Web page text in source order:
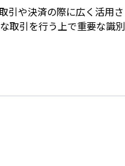
引や決済の際に広く活用さ
取引を行う上で重要な識別